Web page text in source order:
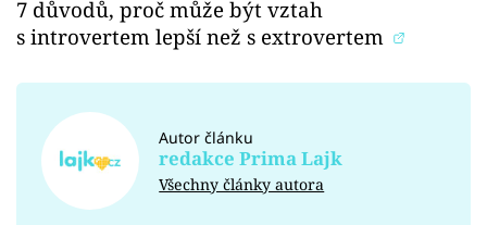
7 důvodů, proč může být vztah
s introvertem lepší než s extrovertem
Autor článku
redakce Prima Lajk
Všechny články autora